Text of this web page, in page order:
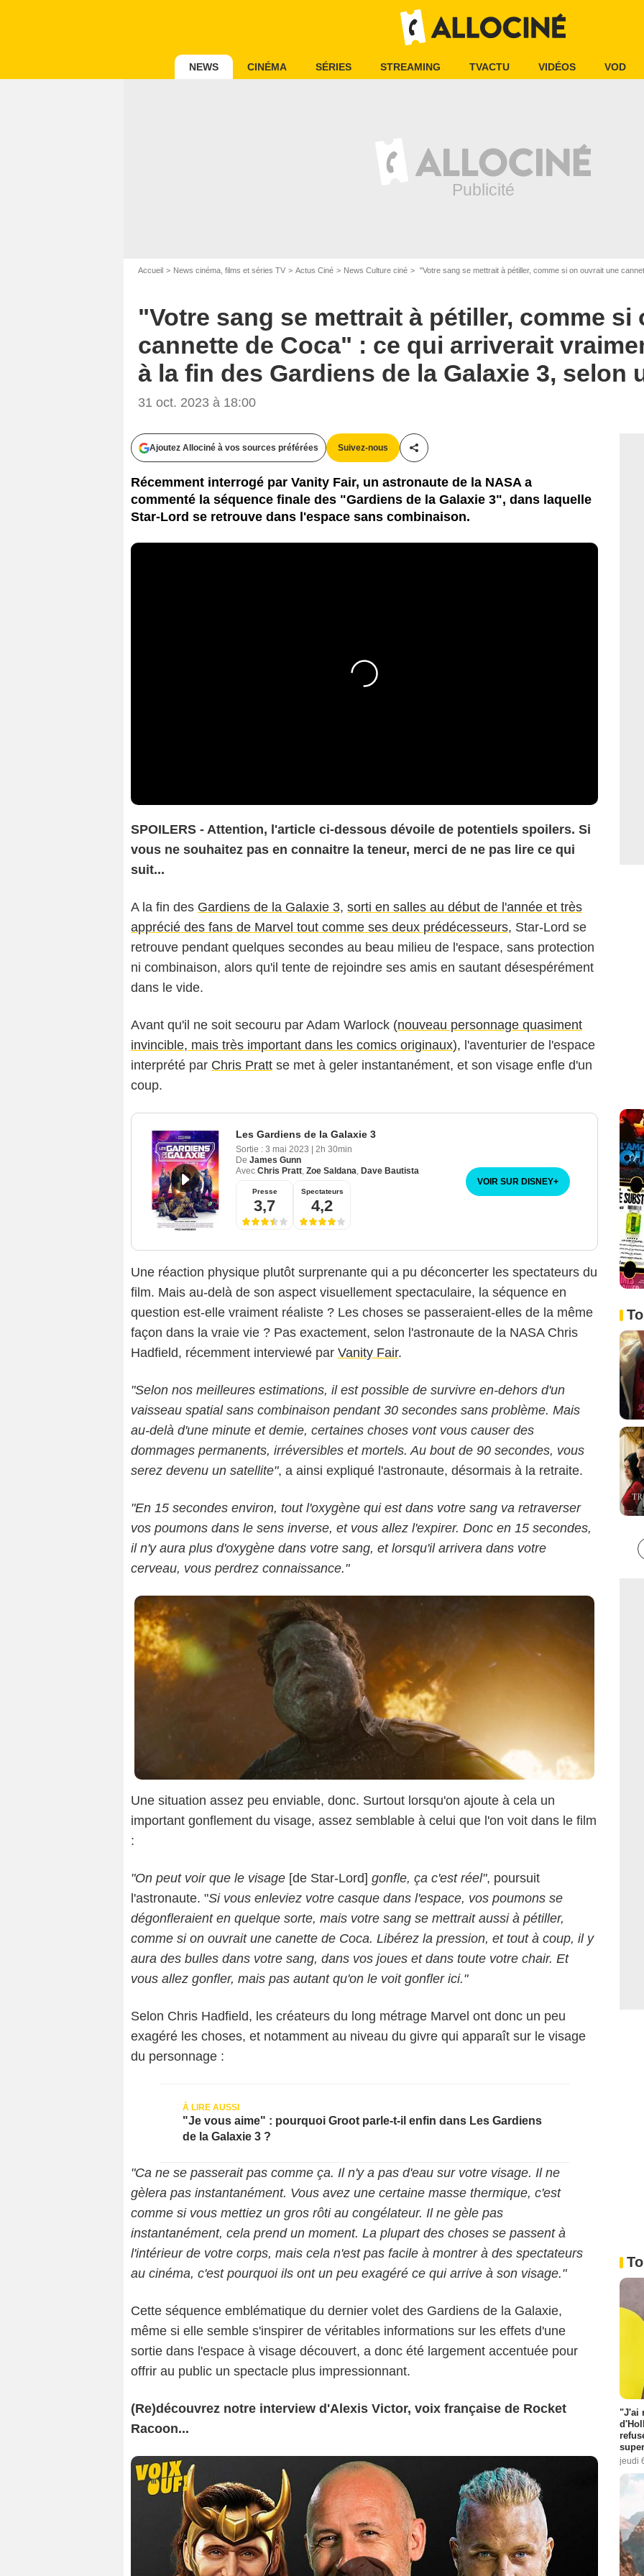
NEWS CINÉMA SÉRIES STREAMING TVACTU VIDÉOS VOD
Accueil News cinéma, films et séries TV Actus Ciné News Culture ciné "Votre sang se mettrait à pétiller, comme si on ouvrait une cannette de Coca" : ce qui arriverait
"Votre sang se mettrait à pétiller, comme si
cannette de Coca" : ce qui arriverait
à la fin des Gardiens de la Galaxie 3, selon
31 oct. 2023 à 18:00
Ajoutez Allociné à vos sources préférées Suivez-nous
Partager cet article
Récemment interrogé par Vanity Fair, un astronaute de la NASA a
commenté la séquence finale des "Gardiens de la Galaxie 3", dans laquelle
Star-Lord se retrouve dans l'espace sans combinaison.
SPOILERS - Attention, l'article ci-dessous dévoile de potentiels spoilers. Si
vous ne souhaitez pas en connaitre la teneur, merci de ne pas lire ce qui
suit...
A la fin des Gardiens de la Galaxie 3, sorti en salles au début de l'année et très
apprécié des fans de Marvel tout comme ses deux prédécesseurs, Star-Lord se
retrouve pendant quelques secondes au beau milieu de l'espace, sans protection
ni combinaison, alors qu'il tente de rejoindre ses amis en sautant désespérément
dans le vide.
Avant qu'il ne soit secouru par Adam Warlock (nouveau personnage quasiment
invincible, mais très important dans les comics originaux), l'aventurier de l'espace
interprété par Chris Pratt se met à geler instantanément, et son visage enfle d'un
coup.
Les Gardiens de la Galaxie 3
Sortie : 3 mai 2023
2h 30min
De James Gunn
Avec Chris Pratt, Zoe Saldana, Dave Bautista
Presse
3,7
Spectateurs
4,2
VOIR SUR DISNEY+
Une réaction physique plutôt surprenante qui a pu déconcerter les spectateurs du
film. Mais au-delà de son aspect visuellement spectaculaire, la séquence en
question est-elle vraiment réaliste ? Les choses se passeraient-elles de la même
façon dans la vraie vie ? Pas exactement, selon l'astronaute de la NASA Chris
Hadfield, récemment interviewé par Vanity Fair.
"Selon nos meilleures estimations, il est possible de survivre en-dehors d'un
vaisseau spatial sans combinaison pendant 30 secondes sans problème. Mais
au-delà d'une minute et demie, certaines choses vont vous causer des
dommages permanents, irréversibles et mortels. Au bout de 90 secondes, vous
serez devenu un satellite", a ainsi expliqué l'astronaute, désormais à la retraite.
"En 15 secondes environ, tout l'oxygène qui est dans votre sang va retraverser
vos poumons dans le sens inverse, et vous allez l'expirer. Donc en 15 secondes,
il n'y aura plus d'oxygène dans votre sang, et lorsqu'il arrivera dans votre
cerveau, vous perdrez connaissance."
Une situation assez peu enviable, donc. Surtout lorsqu'on ajoute à cela un
important gonflement du visage, assez semblable à celui que l'on voit dans le film
:
"On peut voir que le visage [de Star-Lord] gonfle, ça c'est réel", poursuit
l'astronaute. "Si vous enleviez votre casque dans l'espace, vos poumons se
dégonfleraient en quelque sorte, mais votre sang se mettrait aussi à pétiller,
comme si on ouvrait une canette de Coca. Libérez la pression, et tout à coup, il y
aura des bulles dans votre sang, dans vos joues et dans toute votre chair. Et
vous allez gonfler, mais pas autant qu'on le voit gonfler ici."
Selon Chris Hadfield, les créateurs du long métrage Marvel ont donc un peu
exagéré les choses, et notamment au niveau du givre qui apparaît sur le visage
du personnage :
"Je vous aime" : pourquoi Groot parle-t-il enfin dans Les Gardiens
de la Galaxie 3 ?
"Ca ne se passerait pas comme ça. Il n'y a pas d'eau sur votre visage. Il ne
gèlera pas instantanément. Vous avez une certaine masse thermique, c'est
comme si vous mettiez un gros rôti au congélateur. Il ne gèle pas
instantanément, cela prend un moment. La plupart des choses se passent à
l'intérieur de votre corps, mais cela n'est pas facile à montrer à des spectateurs
au cinéma, c'est pourquoi ils ont un peu exagéré ce qui arrive à son visage."
Cette séquence emblématique du dernier volet des Gardiens de la Galaxie,
même si elle semble s'inspirer de véritables informations sur les effets d'une
sortie dans l'espace à visage découvert, a donc été largement accentuée pour
offrir au public un spectacle plus impressionnant.
(Re)découvrez notre interview d'Alexis Victor, voix française de Rocket
Racoon...
"J'ai
jeudi